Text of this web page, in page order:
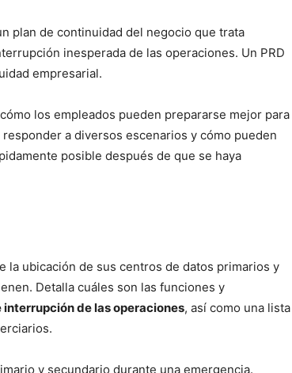
plan de continuidad del negocio que trata
inesperada de las operaciones. Un PRD
empresarial.
los empleados pueden prepararse mejor para
a diversos escenarios y cómo pueden
posible después de que se haya
la ubicación de sus centros de datos primarios y
Detalla cuáles son las funciones y
interrupción de las operaciones, así como una lista
y secundario durante una emergencia.